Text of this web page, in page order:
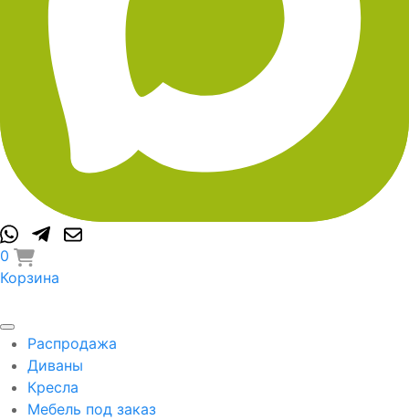
0
Корзина
Распродажа
Диваны
Кресла
Мебель под заказ